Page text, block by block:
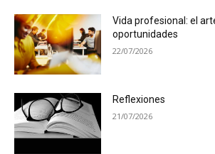
Vida profesional: el
oportunidades
22/07/2026
Reflexiones
21/07/2026